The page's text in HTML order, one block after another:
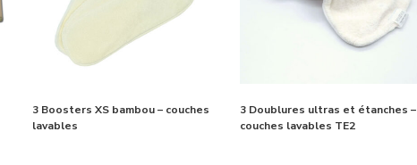
3 Boosters XS bambou – couches
lavables
3 Doublures ultras et étanches –
couches lavables TE2